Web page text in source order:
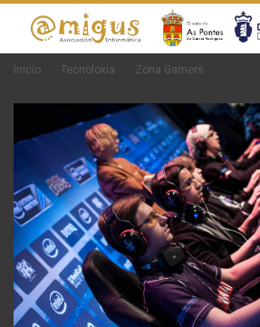
Inicio Tecnoloxía Zona Gamers